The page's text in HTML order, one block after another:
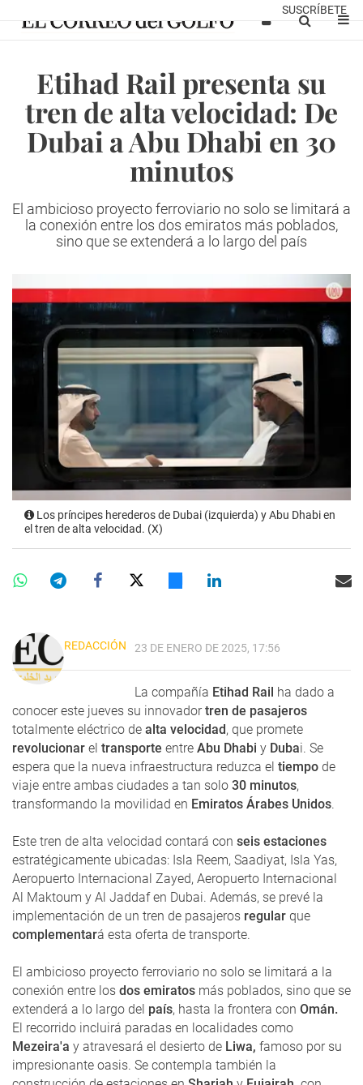
SUSCRÍBETE
Etihad Rail presenta su
tren de alta velocidad: De
Dubai a Abu Dhabi en 30
minutos
El ambicioso proyecto ferroviario no solo se limitará a
la conexión entre los dos emiratos más poblados,
sino que se extenderá a lo largo del país
Los príncipes herederos de Dubai (izquierda) y Abu Dhabi en
el tren de alta velocidad. (X)
REDACCIÓN 23 DE ENERO DE 2025, 17:56
La compañía Etihad Rail ha dado a
conocer este jueves su innovadortren de pasajeros
totalmente eléctrico de alta velocidad, que promete
revolucionar el transporte entre Abu Dhabi y Dubai. Se
espera que la nueva infraestructura reduzca el tiempo de
viaje entre ambas ciudades a tan solo 30 minutos,
transformando la movilidad en Emiratos Árabes Unidos.
Este tren de alta velocidad contará con seis estaciones
estratégicamente ubicadas: Isla Reem, Saadiyat, Isla Yas,
Aeropuerto Internacional Zayed, Aeropuerto Internacional
Al Maktoum y Al Jaddaf en Dubai. Además, se prevé la
implementación de un tren de pasajeros regular que
complementará esta oferta de transporte.
El ambicioso proyecto ferroviario no solo se limitará a la
conexión entre los dos emiratos más poblados, sino que se
extenderá a lo largo del país, hasta la frontera con Omán.
El recorrido incluirá paradas en localidades como
Mezeira'a y atravesará el desierto de Liwa, famoso por su
impresionante oasis. Se contempla también la